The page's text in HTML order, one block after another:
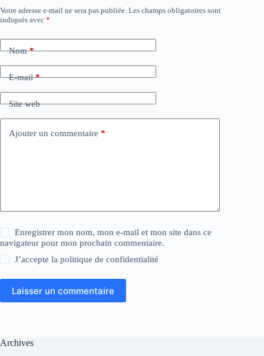
Votre adresse e-mail ne sera pas publiée. Les champs obligatoires sont
indiqués avec *
Nom*
E-mail*
Site web
Ajouter un commentaire *
Enregistrer mon nom, mon e-mail et mon site dans ce
navigateur pour mon prochain commentaire.
J’accepte lapolitique de confidentialité
Laisser un commentaire
Archives